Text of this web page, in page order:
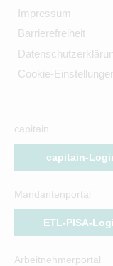
Impressum
Barrierefreiheit
Cookie-
capitain
capitain-
Mandantenportal
ETL-PISA-
Arbeitnehmerportal